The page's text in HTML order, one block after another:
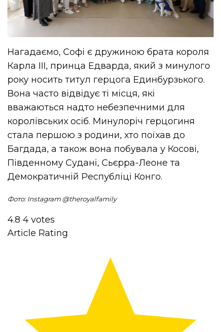
Нагадаємо, Софі є дружиною брата короля
Карла ІІІ, принца Едварда, який з минулого
року носить титул герцога Единбурзького.
Вона часто відвідує ті місця, які
вважаються надто небезпечними для
королівських осіб. Минулоріч герцогиня
стала першою з родини, хто поїхав до
Багдада, а також вона побувала у Косові,
Південному Судані, Сьєрра-Леоне та
Демократичній Республіці Конго.
Фото: Instagram @theroyalfamily
4.8 4 votes
Article Rating